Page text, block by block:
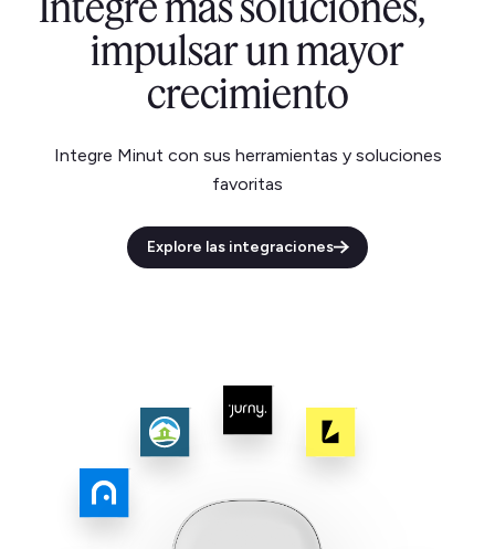
impulsar un mayor
crecimiento
Integre Minut con sus herramientas y soluciones
favoritas
Explore las integraciones